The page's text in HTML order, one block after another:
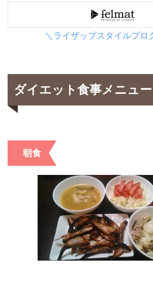
＼ライザップスタイルプロ
ダイエット食事メニュー
朝食